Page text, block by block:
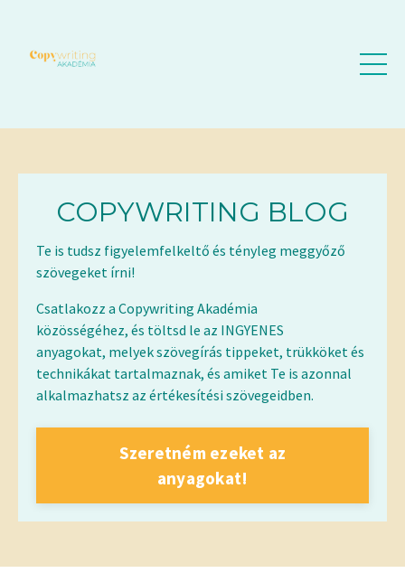
COPYWRITING BLOG
Te is tudsz figyelemfelkeltő és tényleg meggyőző
szövegeket írni!
Csatlakozz a Copywriting Akadémia
közösségéhez, és töltsd le az INGYENES
anyagokat, melyek szövegírás tippeket, trükköket és
technikákat tartalmaznak, és amiket Te is azonnal
alkalmazhatsz az értékesítési szövegeidben.
Szeretném ezeket az
anyagokat!